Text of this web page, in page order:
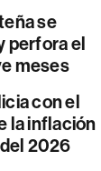
se
perfora el
meses
con el
la inflación
2026